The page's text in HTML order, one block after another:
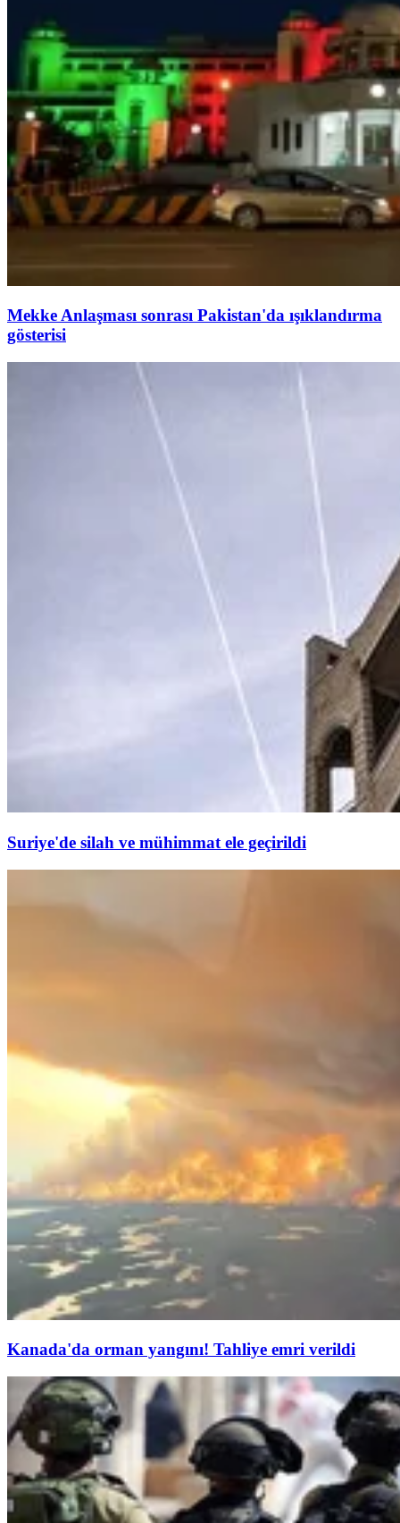
Mekke Anlaşması sonrası Pakistan'da ışıklandırma
gösterisi
Suriye'de silah ve mühimmat ele geçirildi
Kanada'da orman yangını! Tahliye emri verildi